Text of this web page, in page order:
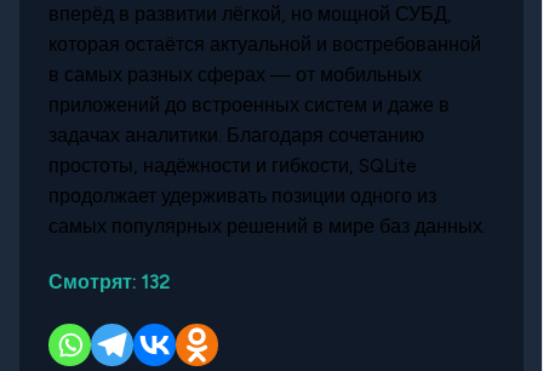
вперёд в развитии лёгкой, но мощной СУБД,
которая остаётся актуальной и востребованной
в самых разных сферах — от мобильных
приложений до встроенных систем и даже в
задачах аналитики. Благодаря сочетанию
простоты, надёжности и гибкости, SQLite
продолжает удерживать позиции одного из
самых популярных решений в мире баз данных.
Смотрят: 132